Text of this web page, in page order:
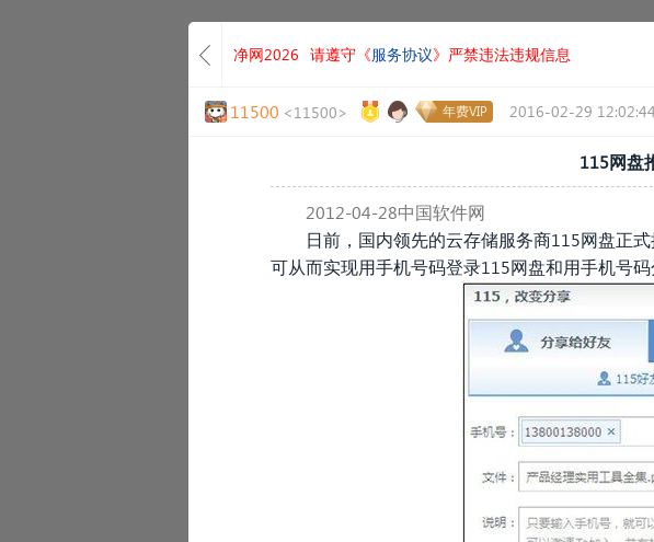
净网2026 请遵守《服务协议》严禁违法违规信息
11500 <11500> 年费VIP 2016-02-29 12:02:44
115网盘
2012-04-28中国软件网
日前，国内领先的云存储服务商115网盘正
可从而实现用手机号码登录115网盘和用手机号码